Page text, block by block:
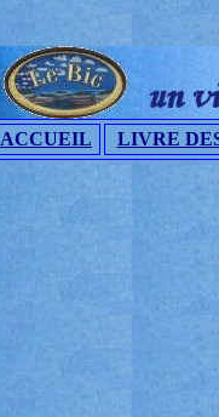
ACCUEIL LIVRE